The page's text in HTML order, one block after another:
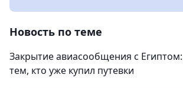
Новость по теме
Закрытие авиасообщения с
тем, кто уже купил путевки